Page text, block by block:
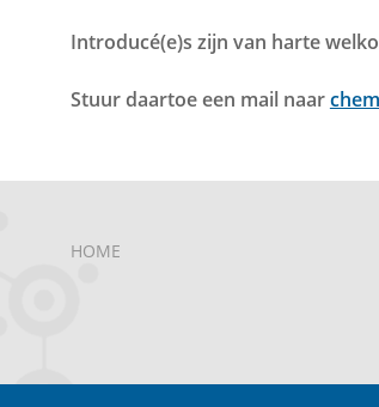
Introducé(e)s zijn van harte
Stuur daartoe een mail naar
HOME